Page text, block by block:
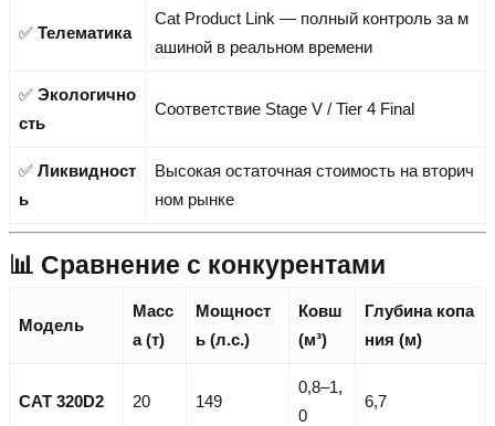
✅ Телематика
Cat Product Link — полный контроль за м
ашиной в реальном времени
✅ Экологично
сть
Соответствие Stage V / Tier 4 Final
✅ Ликвидност
ь
Высокая остаточная стоимость на вторич
ном рынке
📊 Сравнение с конкурентами
Модель
Масс
а (т)
Мощност
ь (л.с.)
Ковш
(м³)
Глубина копа
ния (м)
CAT 320D2 20 149
0,8–1,
0
6,7